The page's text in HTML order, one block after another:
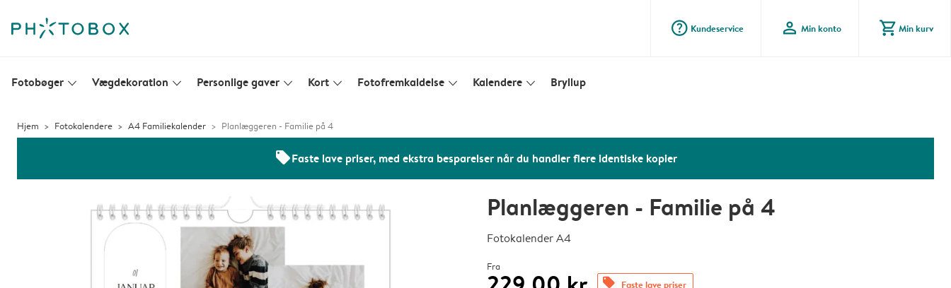
question_mark_circle Kundeservice profile Min konto shopping_cart Min kurv
Fotobøger slim_arrow_down Vægdekoration slim_arrow_down Personlige gaver slim_arrow_down Kort slim_arrow_down Fotofremkaldelse slim_arrow_down Kalendere slim_arrow_down Bryllup
Hjem Fotokalendere A4 Familiekalender Planlæggeren - Familie på 4
offersFaste lave priser, med ekstra besparelser når du handler flere identiske kopier
Planlæggeren - Familie på 4
Fotokalender A4
Fra
offers Faste lave priser